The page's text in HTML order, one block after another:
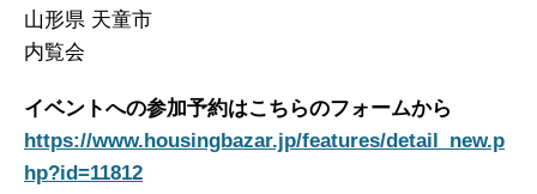
山形県 天童市
内覧会
イベントへの参加予約はこちらのフォームから
https://www.housingbazar.jp/features/detail_new.p
hp?id=11812